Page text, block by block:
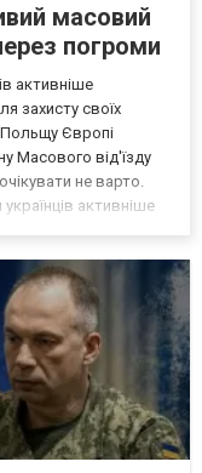
масовий
погроми
активніше
захисту своїх
Польщу Європі
Масового від'їзду
не варто.
активніше